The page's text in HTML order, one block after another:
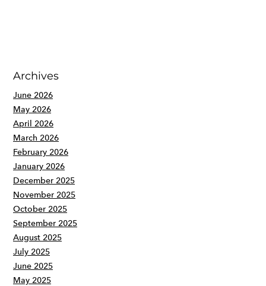
Archives
June 2026
May 2026
April 2026
March 2026
February 2026
January 2026
December 2025
November 2025
October 2025
September 2025
August 2025
July 2025
June 2025
May 2025